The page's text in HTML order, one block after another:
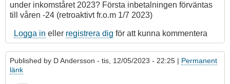
under inkomståret 2023? Första inbetalningen förväntas
till våren -24 (retroaktivt fr.o.m 1/7 2023)
Logga in eller registrera dig för att kunna kommentera
Published by D Andersson - tis, 12/05/2023 - 22:25 | Permanent
länk